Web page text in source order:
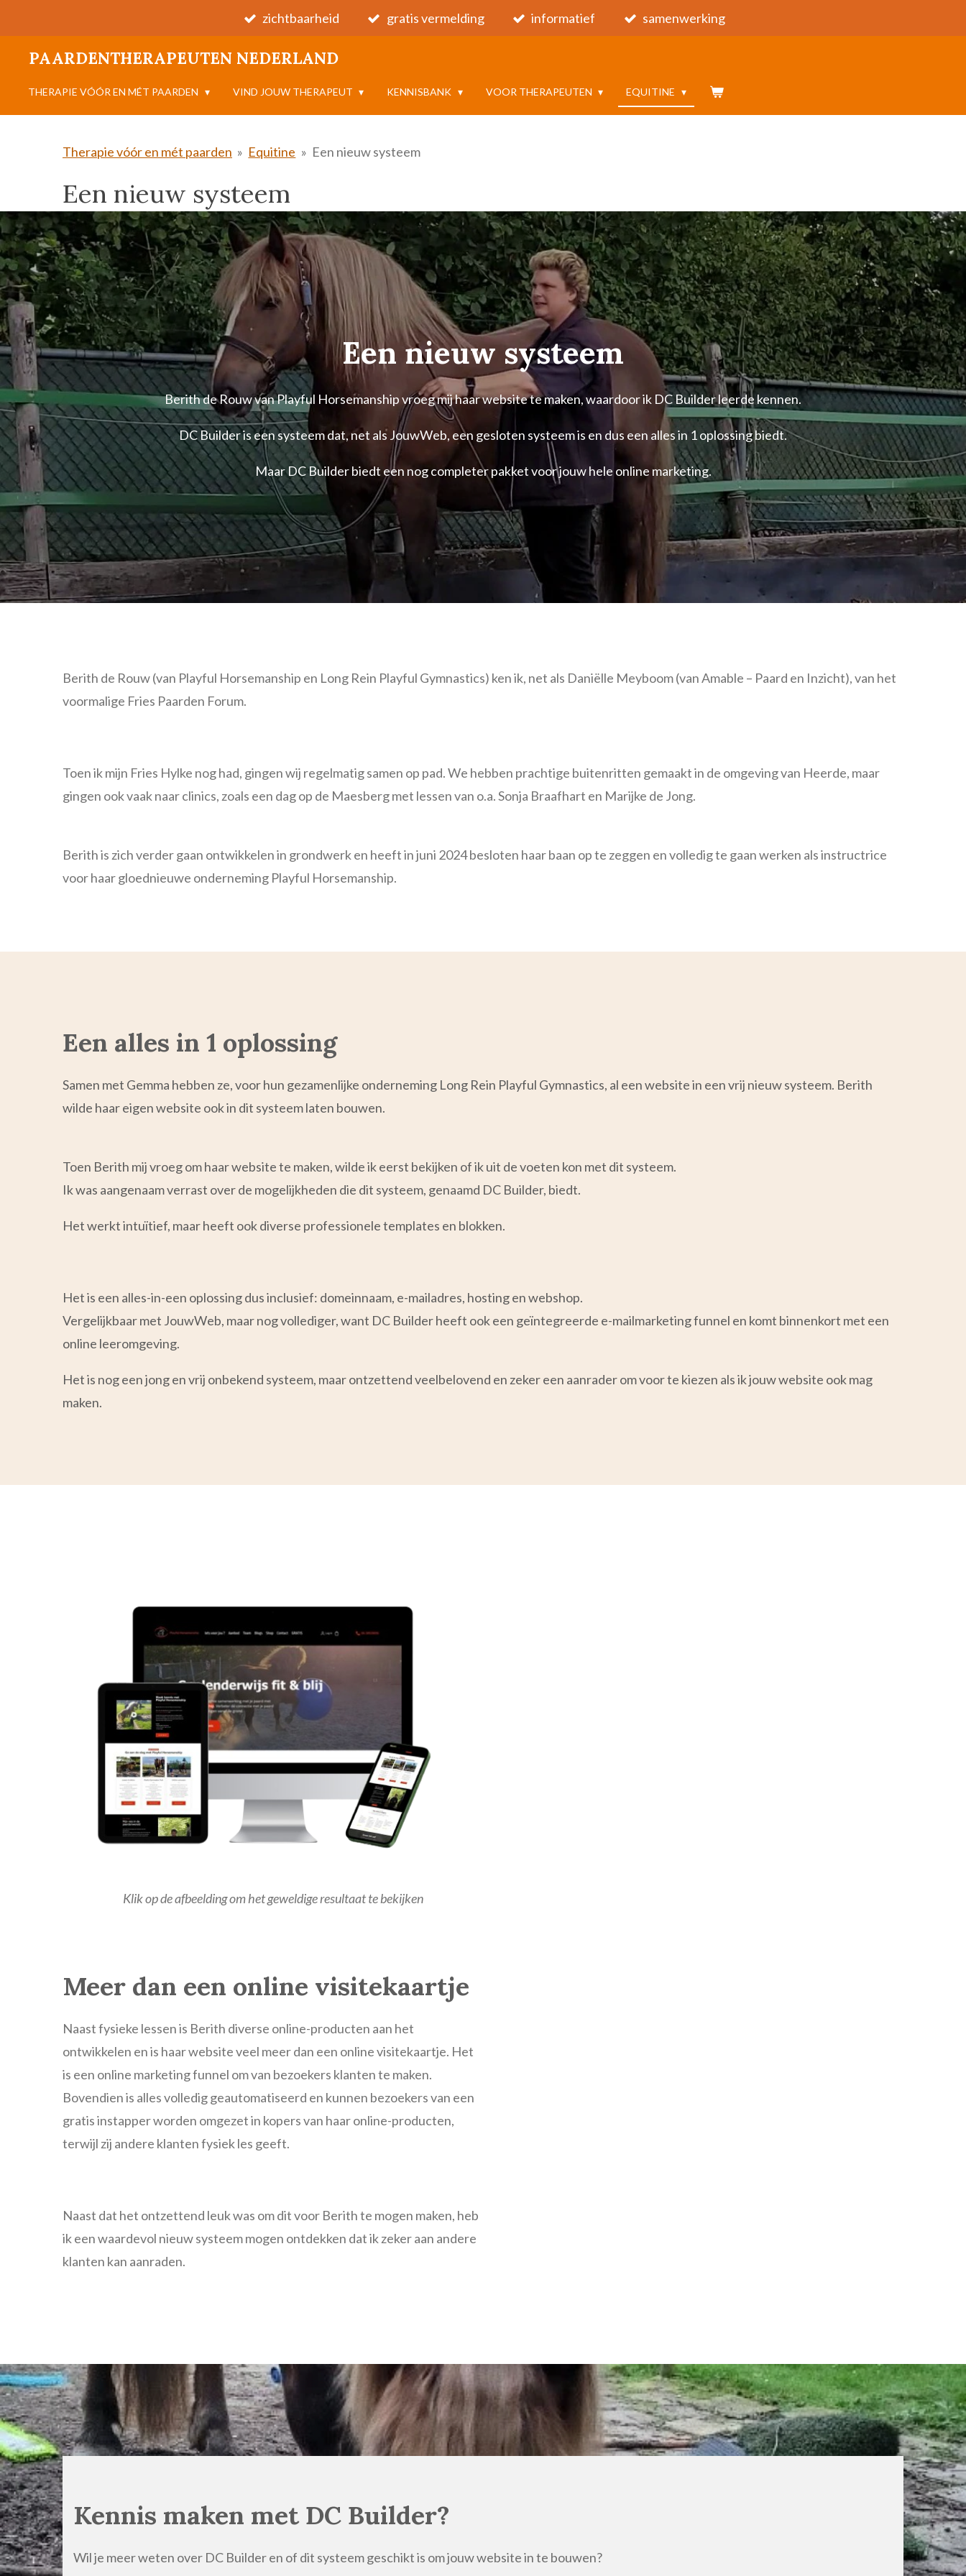
naar
zichtbaarheid gratis vermelding informatief samenwerking
PAARDENTHERAPEUTEN NEDERLAND
THERAPIE VÓÓR EN MÉT PAARDEN VIND JOUW THERAPEUT KENNISBANK VOOR THERAPEUTEN EQUITINE
Therapie vóór en mét paarden » Equitine » Een nieuw systeem
Een nieuw systeem
Een nieuw systeem
Berith de Rouw van Playful Horsemanship vroeg mij haar website te maken, waardoor ik DC Builder leerde kennen.
DC Builder is een systeem dat, net als JouwWeb, een gesloten systeem is en dus een alles in 1 oplossing biedt.
Maar DC Builder biedt een nog completer pakket voor jouw hele online marketing.
Berith de Rouw (van Playful Horsemanship en Long Rein Playful Gymnastics) ken ik, net als Daniëlle Meyboom (van Amable – Paard en Inzicht), van het
voormalige Fries Paarden Forum.
Toen ik mijn Fries Hylke nog had, gingen wij regelmatig samen op pad. We hebben prachtige buitenritten gemaakt in de omgeving van Heerde, maar
gingen ook vaak naar clinics, zoals een dag op de Maesberg met lessen van o.a. Sonja Braafhart en Marijke de Jong.
Berith is zich verder gaan ontwikkelen in grondwerk en heeft in juni 2024 besloten haar baan op te zeggen en volledig te gaan werken als instructrice
voor haar gloednieuwe onderneming Playful Horsemanship.
Een alles in 1 oplossing
Samen met Gemma hebben ze, voor hun gezamenlijke onderneming Long Rein Playful Gymnastics, al een website in een vrij nieuw systeem. Berith
wilde haar eigen website ook in dit systeem laten bouwen.
Toen Berith mij vroeg om haar website te maken, wilde ik eerst bekijken of ik uit de voeten kon met dit systeem.
Ik was aangenaam verrast over de mogelijkheden die dit systeem, genaamd DC Builder, biedt.
Het werkt intuïtief, maar heeft ook diverse professionele templates en blokken.
Het is een alles-in-een oplossing dus inclusief: domeinnaam, e-mailadres, hosting en webshop.
Vergelijkbaar met JouwWeb, maar nog vollediger, want DC Builder heeft ook een geïntegreerde e-mailmarketing funnel en komt binnenkort met een
online leeromgeving.
Het is nog een jong en vrij onbekend systeem, maar ontzettend veelbelovend en zeker een aanrader om voor te kiezen als ik jouw website ook mag
maken.
Klik op de afbeelding om het geweldige resultaat te bekijken
Meer dan een online visitekaartje
Naast fysieke lessen is Berith diverse online-producten aan het
ontwikkelen en is haar website veel meer dan een online visitekaartje. Het
is een online marketing funnel om van bezoekers klanten te maken.
Bovendien is alles volledig geautomatiseerd en kunnen bezoekers van een
gratis instapper worden omgezet in kopers van haar online-producten,
terwijl zij andere klanten fysiek les geeft.
Naast dat het ontzettend leuk was om dit voor Berith te mogen maken, heb
ik een waardevol nieuw systeem mogen ontdekken dat ik zeker aan andere
klanten kan aanraden.
Kennis maken met DC Builder?
Wil je meer weten over DC Builder en of dit systeem geschikt is om jouw website in te bouwen?